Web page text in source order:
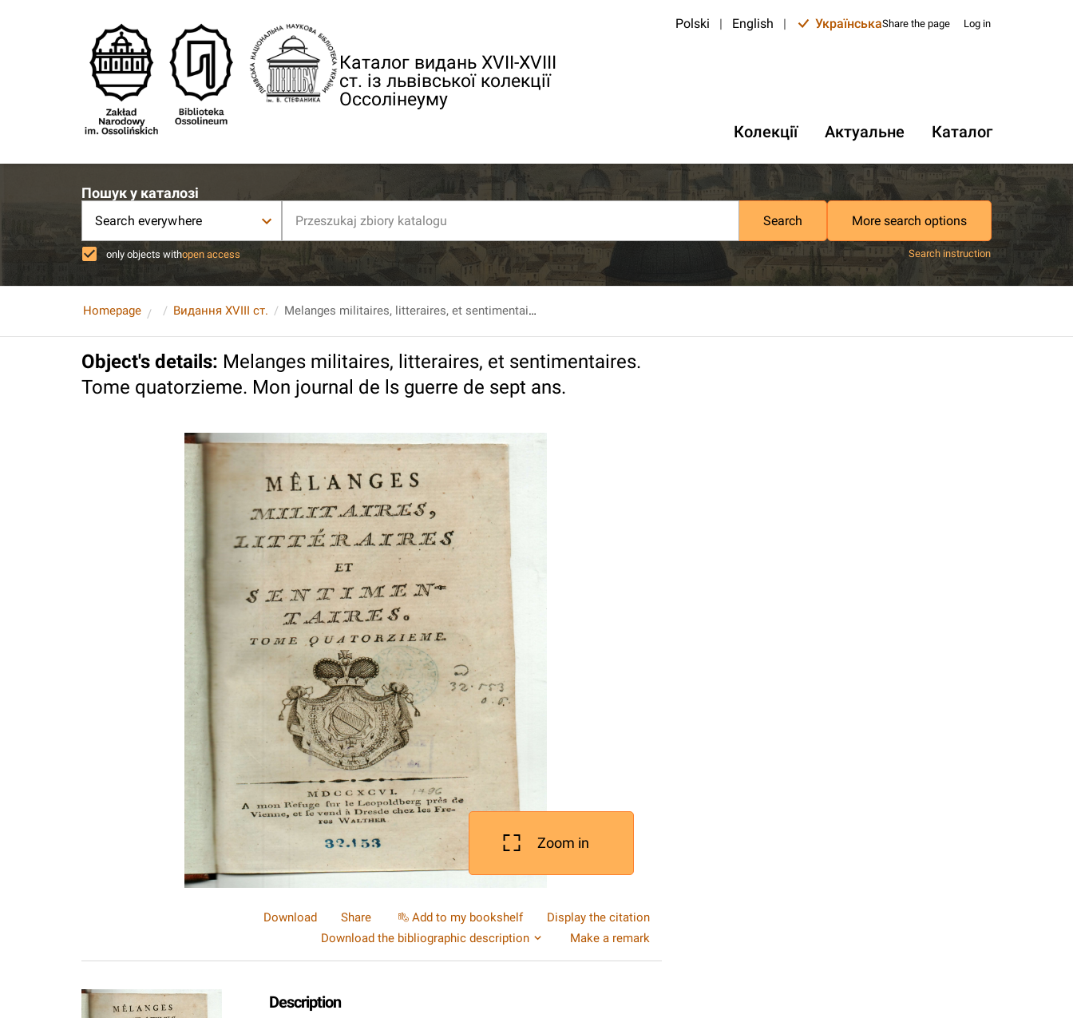
Каталог видань XVII-XVIII
ст. із львівської колекції
Оссолінеуму
Polski | English | УкраїнськаShare the page Log in
Колекції Актуальне Каталог
Пошук у каталозі
Search everywhere Search More search options
only objects withopen access Search instruction
Homepage Видання XVIII ст. Melanges militaires, litteraires, et sentimentaires. Tome quatorzieme. Mon journal de ls guerre de sept ans.
Object's details: Melanges militaires, litteraires, et sentimentaires.
Tome quatorzieme. Mon journal de ls guerre de sept ans.
Zoom in
Download Share Add to my bookshelf
Display the citation
Download the bibliographic description
Make a remark
Description